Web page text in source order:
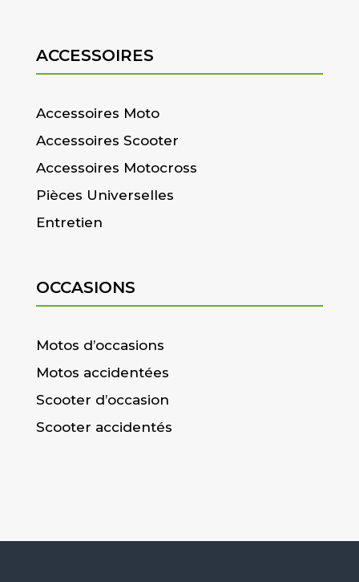
ACCESSOIRES
Accessoires Moto
Accessoires Scooter
Accessoires Motocross
Pièces Universelles
Entretien
OCCASIONS
Motos d’occasions
Motos accidentées
Scooter d’occasion
Scooter accidentés